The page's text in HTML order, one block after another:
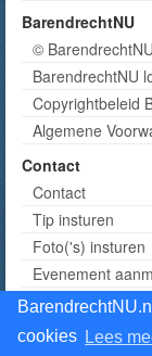
cookies Lees
BarendrechtNU
©
BarendrechtNU
Copyrightbeleid
Algemene
Contact
Contact
Tip insturen
Foto('s) insturen
Evenement
Informatie